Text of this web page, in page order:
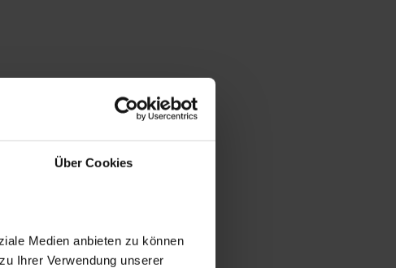
Über Cookies
Medien anbieten zu können
Ihrer Verwendung unserer